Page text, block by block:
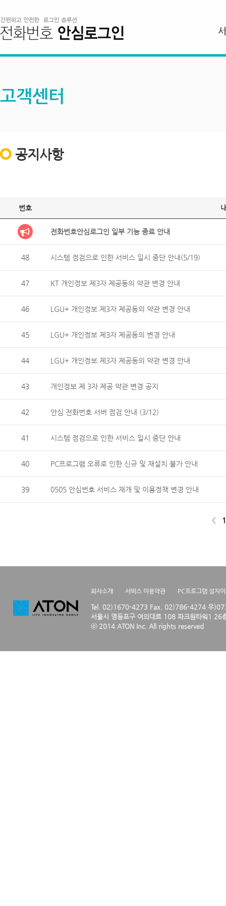
고객센터
공지사항
번호
전화번호안심로그인 일부 기능 종료 안내
48 시스템 점검으로 인한 서비스 일시 중단 안내(5/19)
47 KT 개인정보 제3자 제공동의 약관 변경 안내
46 LGU+ 개인정보 제3자 제공동의 약관 변경 안내
45 LGU+ 개인정보 제3자 제공동의 변경 안내
44 LGU+ 개인정보 제3자 제공동의 약관 변경 안내
43 개인정보 제 3자 제공 약관 변경 공지
42 안심 전화번호 서버 점검 안내 (3/12)
41 시스템 점검으로 인한 서비스 일시 중단 안내
40 PC프로그램 오류로 인한 신규 및 재설치 불가 안내
39 0505 안심번호 서비스 재개 및 이용정책 변경 안내
< 1
회사소개 서비스 이용약관 PC프로그램 설치
Tel. 02)1670-4273 Fax. 02)786-4274 우
서울시 영등포구 여의대로 108 파크원타워1 26
ⓒ 2014 ATON Inc. All rights reserved